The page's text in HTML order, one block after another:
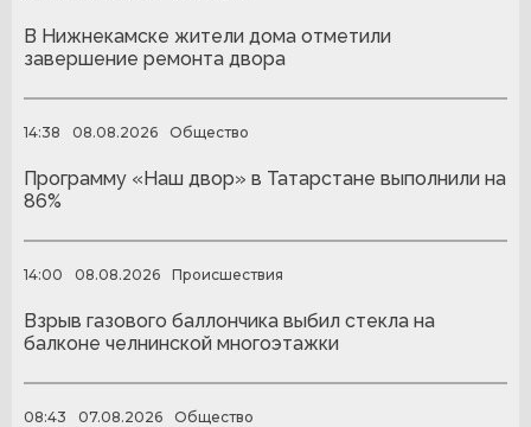
В Нижнекамске жители дома отметили
завершение ремонта двора
14:38 08.08.2026 Общество
Программу «Наш двор» в Татарстане выполнили на
86%
14:00 08.08.2026 Происшествия
Взрыв газового баллончика выбил стекла на
балконе челнинской многоэтажки
08:43 07.08.2026 Общество